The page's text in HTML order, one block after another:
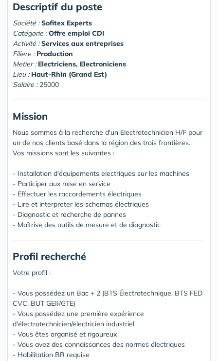
Descriptif du poste
Société :Sofitex Experts
Catégorie :Offre emploi CDI
Activité :Services aux entreprises
Filiere : Production
Metier : Electriciens, Electroniciens
Lieu : Haut-Rhin (Grand Est)
Salaire : 25000
Mission
Nous sommes à la recherche d'un Electrotechnicien H/F pour
un de nos clients basé dans la région des trois frontières.
Vos missions sont les suivantes :
- Installation d'équipements electriques sur les machines
- Participer aux mise en service
- Effectuer les raccordements électriques
- Lire et interpreter les schemas électriques
- Diagnostic et recherche de pannes
- Maîtrise des outils de mesure et de diagnostic
Profil recherché
Votre profil :
- Vous possédez un Bac + 2 (BTS Électrotechnique, BTS FED
CVC, BUT GEII/GTE)
- Vous possédez une première expérience
d'électrotechnicien/électricien industriel
- Vous êtes organisé et rigoureux
- Vous avez des connaissances des normes électriques
- Habilitation BR requise